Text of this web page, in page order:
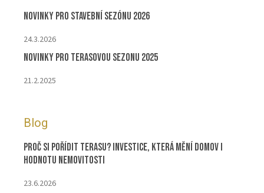
Novinky pro stavební sezónu 2026
24.3.2026
Novinky pro terasovou sezonu 2025
21.2.2025
Blog
Proč si pořídit terasu? Investice, která mění domov i
hodnotu nemovitosti
23.6.2026